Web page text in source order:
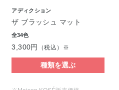
アディクション
ザ ブラッシュ マット
全34色
3,300円 （税込）※
種類を選ぶ